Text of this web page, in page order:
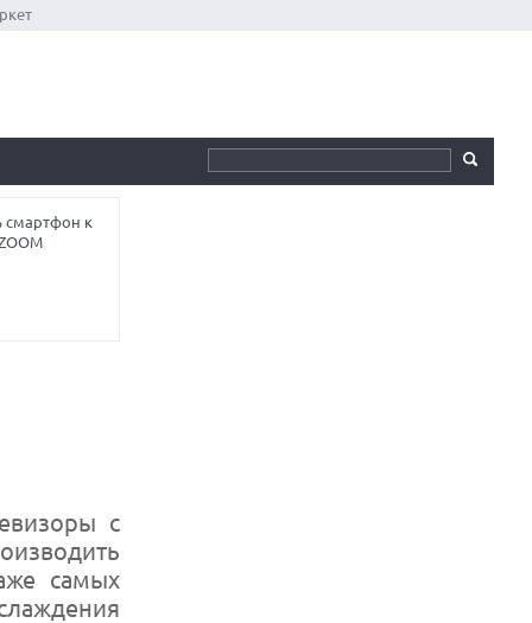
смартфон к
с
самых